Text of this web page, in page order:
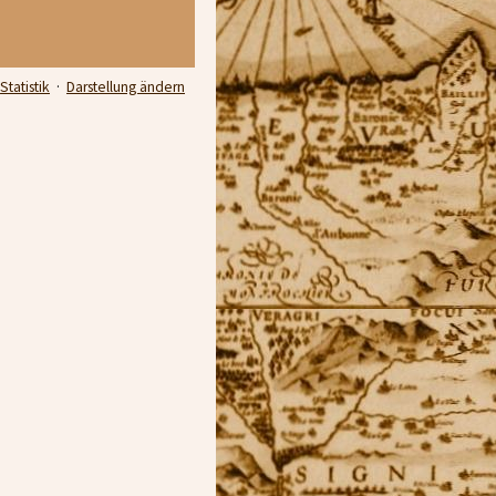
Statistik · Darstellung ändern